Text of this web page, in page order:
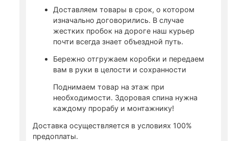
Доставляем товары в срок, о котором
изначально договорились. В случае
жестких пробок на дороге наш курьер
почти всегда знает объездной путь.
Бережно отгружаем коробки и передаем
вам в руки в целости и сохранности
Поднимаем товар на этаж при
необходимости. Здоровая спина нужна
каждому прорабу и монтажнику!
Доставка осуществляется в условиях 100%
предоплаты.